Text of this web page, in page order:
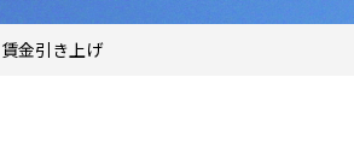
賃金引き上げ